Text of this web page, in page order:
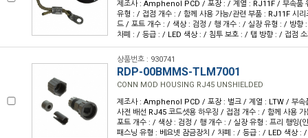
제조사 : Amphenol PCD / 포장 : / 계열 : RJ11F / 부속품
유형 : / 접점 개수 : / 함께 사용 가능/관련 부품 : RJ11F 시
드 / 포트 개수 : / 색상 : 검정 / 행 개수 : / 실장 유형 : / 방향
차폐 : / 등급 : / LED 색상 : / 침투 보호 : / 탭 방향 : / 접점
상품번호 : 930741
RDP-00BMMS-TLM7001
CONN MOD HOUSING RJ45 UNSHIELDED
제조사 : Amphenol PCD / 포장 : 벌크 / 계열 : LTW / 부속
사전 배선 RJ45 코드셋용 하우징 / 접점 개수 : / 함께 사용
포트 개수 : / 색상 : 검정 / 행 개수 : / 실장 유형 : 프리 행잉(
패스닝 유형 : 베요넷 잠금장치 / 차폐 : / 등급 : / LED 색상 :